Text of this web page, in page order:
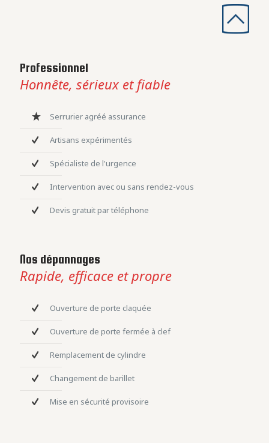
Professionnel
Honnête, sérieux et fiable
Serrurier agréé assurance
Artisans expérimentés
Spécialiste de l'urgence
Intervention avec ou sans rendez-vous
Devis gratuit par téléphone
Nos dépannages
Rapide, efficace et propre
Ouverture de porte claquée
Ouverture de porte fermée à clef
Remplacement de cylindre
Changement de barillet
Mise en sécurité provisoire